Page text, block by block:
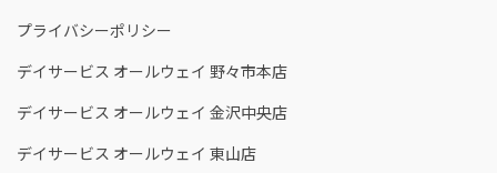
プライバシーポリシー
デイサービス オールウェイ 野々市本店
デイサービス オールウェイ 金沢中央店
デイサービス オールウェイ 東山店